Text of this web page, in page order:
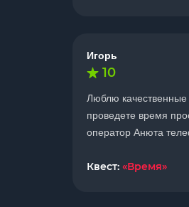
Игорь
10
Люблю качественные
проведете время
оператор Анюта
Квест: «Время»